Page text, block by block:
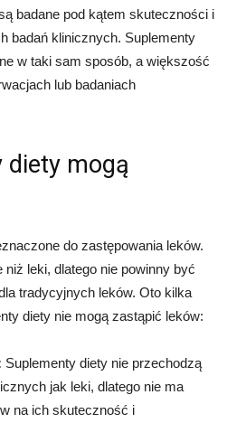
badane pod kątem skuteczności i
badań klinicznych. Suplementy
w taki sam sposób, a większość
lub badaniach
diety mogą
do zastępowania leków.
niż leki, dlatego nie powinny być
tradycyjnych leków. Oto kilka
diety nie mogą zastąpić leków:
Suplementy diety nie przechodzą
jak leki, dlatego nie ma
na ich skuteczność i